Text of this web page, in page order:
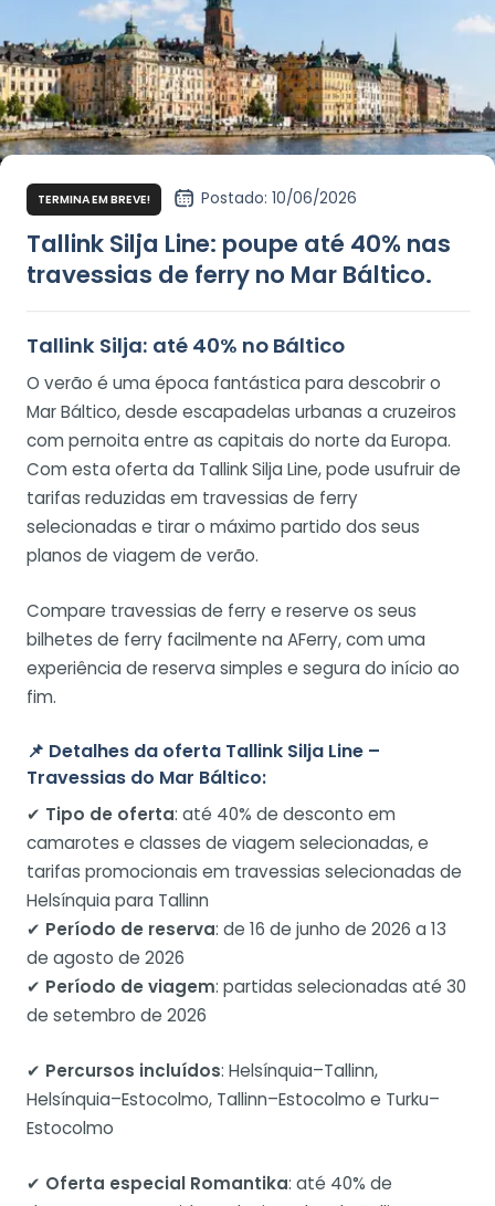
TERMINA EM BREVE! Postado: 10/06/2026
Tallink Silja Line: poupe até 40% nas
travessias de ferry no Mar Báltico.
Tallink Silja: até 40% no Báltico
O verão é uma época fantástica para descobrir o
Mar Báltico, desde escapadelas urbanas a cruzeiros
com pernoita entre as capitais do norte da Europa.
Com esta oferta da Tallink Silja Line, pode usufruir de
tarifas reduzidas em travessias de ferry
selecionadas e tirar o máximo partido dos seus
planos de viagem de verão.
Compare travessias de ferry e reserve os seus
bilhetes de ferry facilmente na AFerry, com uma
experiência de reserva simples e segura do início ao
fim.
📌 Detalhes da oferta Tallink Silja Line –
Travessias do Mar Báltico:
✔ Tipo de oferta: até 40% de desconto em
camarotes e classes de viagem selecionadas, e
tarifas promocionais em travessias selecionadas de
Helsínquia para Tallinn
✔ Período de reserva: de 16 de junho de 2026 a 13
de agosto de 2026
✔ Período de viagem: partidas selecionadas até 30
de setembro de 2026
✔ Percursos incluídos: Helsínquia–Tallinn,
Helsínquia–Estocolmo, Tallinn–Estocolmo e Turku–
Estocolmo
✔ Oferta especial Romantika: até 40% de